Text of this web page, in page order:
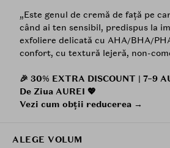
„Este genul de cremă de față pe
când ai ten sensibil, predispus la
exfoliere delicată cu AHA/BHA/
confort, cu textură lejeră, non-
🎉 30% EXTRA DISCOUNT | 7–9
De Ziua AUREI 💖
Vezi cum obții reducerea →
ALEGE VOLUM